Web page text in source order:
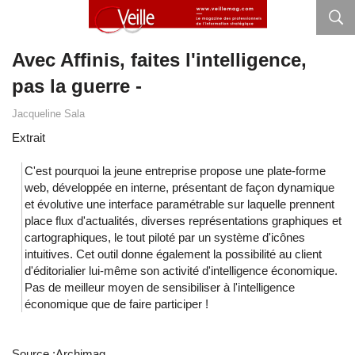
Avec Affinis, faites l'intelligence,
pas la guerre -
Jacqueline Sala
Extrait
C'est pourquoi la jeune entreprise propose une plate-forme
web, développée en interne, présentant de façon dynamique
et évolutive une interface paramétrable sur laquelle prennent
place flux d'actualités, diverses représentations graphiques et
cartographiques, le tout piloté par un système d'icônes
intuitives. Cet outil donne également la possibilité au client
d'éditorialier lui-même son activité d'intelligence économique.
Pas de meilleur moyen de sensibiliser à l'intelligence
économique que de faire participer !